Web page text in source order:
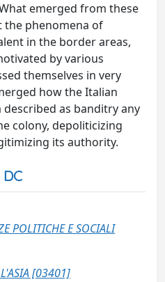
emerged from these
phenomena of
in the border areas,
by various
themselves in very
how the Italian
as banditry any
colony, depoliticizing
its authority.
POLITICHE E SOCIALI
[03401]